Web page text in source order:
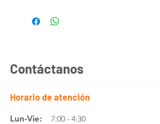
Contáctanos
Horario de atención
Lun-Vie: 7:00 - 4:30